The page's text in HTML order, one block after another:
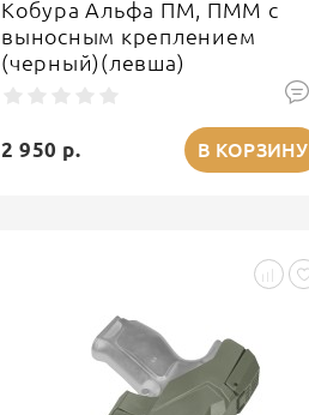
Кобура Альфа ПМ, ПММ с
выносным креплением
(черный)(левша)
2 950 р. В КОРЗИНУ